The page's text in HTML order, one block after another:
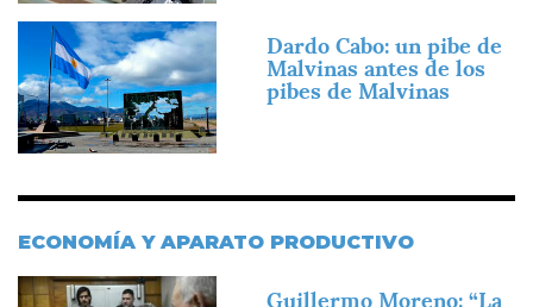
Imagen
Dardo Cabo: un pibe de
Malvinas antes de los
pibes de Malvinas
ECONOMÍA Y APARATO PRODUCTIVO
Imagen Guillermo Moreno: “La